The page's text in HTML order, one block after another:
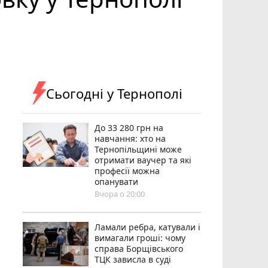
Сьогодні у Тернополі
До 33 280 грн на
навчання: хто на
Тернопільщині може
отримати ваучер та які
професії можна
опанувати
Вчора о 20:00
Ламали ребра, катували і
вимагали гроші: чому
справа Борщівського
ТЦК зависла в суді